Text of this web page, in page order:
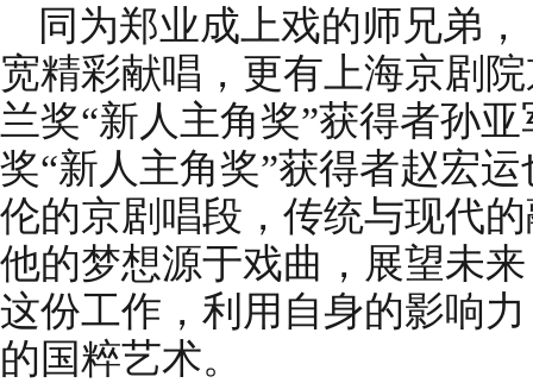
同为郑业成上戏的师兄弟
宽精彩献唱，更有上海京剧
兰奖“新人主角奖”获得者孙
奖“新人主角奖”获得者赵宏
伦的京剧唱段，传统与现代
他的梦想源于戏曲，展望未
这份工作，利用自身的影响
的国粹艺术。